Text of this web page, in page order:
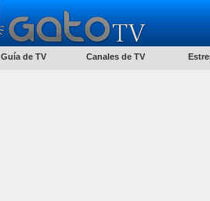
Guía de TV Canales de TV